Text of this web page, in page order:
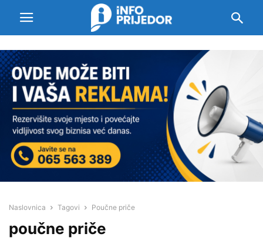
Naslovnica Tagovi Poučne priče
poučne priče